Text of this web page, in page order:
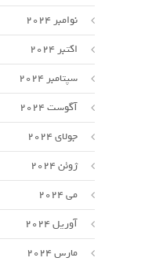
نوامبر 2024
اکتبر 2024
سپتامبر 2024
آگوست 2024
جولای 2024
ژوئن 2024
می 2024
آوریل 2024
مارس 2024